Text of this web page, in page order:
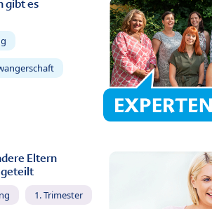
gibt es
Eltern
geteilt
1. Trimester